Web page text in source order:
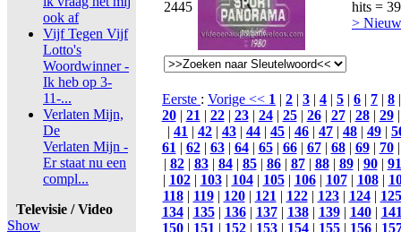
ook af
Vijf Tegen Vijf
Lotto's
Woordwinner -
Ik heb op 3-
11-...
Verlaten Mijn,
De
Verlaten Mijn -
Er staat nu een
compl...
Televisie / Video
Show
2445
hits =
>
Eerste : Vorige << 1 | 2 | 3 | 4 | 5 | 6 | 7 | 8
20| 21| 22| 23| 24| 25| 26| 27| 28| 29
| 41 | 42 | 43 | 44 | 45 | 46 | 47 | 48 | 49 |
61| 62| 63| 64| 65| 66| 67| 68| 69| 70
| 82| 83| 84| 85| 86| 87| 88| 89| 90| 91
| 102| 103| 104| 105| 106| 107| 108|
118| 119| 120| 121| 122| 123| 124| 125
134| 135| 136| 137| 138| 139| 140|
150| 151| 152| 153| 154| 155| 156|